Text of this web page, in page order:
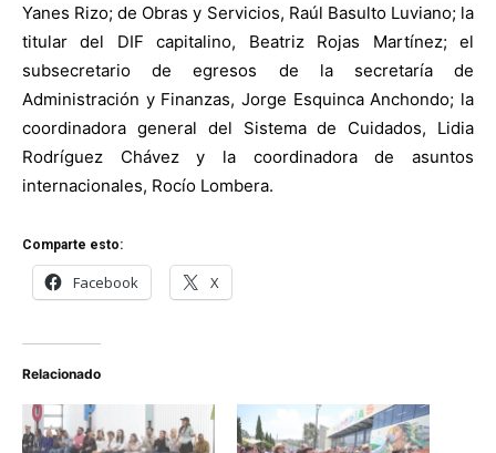
Yanes Rizo; de Obras y Servicios, Raúl Basulto Luviano; la
titular del DIF capitalino, Beatriz Rojas Martínez; el
subsecretario de egresos de la secretaría de
Administración y Finanzas, Jorge Esquinca Anchondo; la
coordinadora general del Sistema de Cuidados, Lidia
Rodríguez Chávez y la coordinadora de asuntos
internacionales, Rocío Lombera.
Comparte esto:
Facebook X
Relacionado